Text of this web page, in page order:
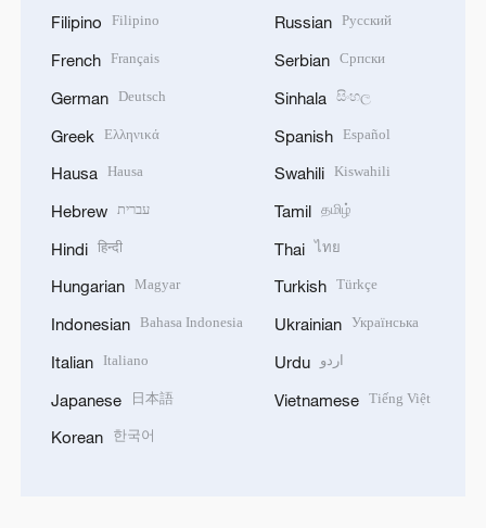
Filipino Filipino
French Français
German Deutsch
Greek Ελληνικά
Hausa Hausa
Hebrew עברית
Hindi हिन्दी
Hungarian Magyar
Indonesian Bahasa Indonesia
Italian Italiano
Japanese 日本語
Korean 한국어
Russian Русский
Serbian Српски
Sinhala සිංහල
Spanish Español
Swahili Kiswahili
Tamil தமிழ்
Thai ไทย
Turkish Türkçe
Ukrainian Українська
Urdu اردو
Vietnamese Tiếng Việt